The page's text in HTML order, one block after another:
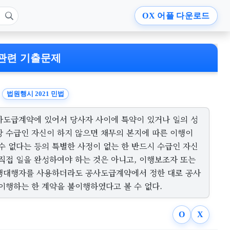
OX 어플 다운로드
련 기출문제
법원행시 2021 민법
도급계약에 있어서 당사자 사이에 특약이 있거나 일의 성
수급인 자신이 하지 않으면 채무의 본지에 따른 이행이
없다는 등의 특별한 사정이 없는 한 반드시 수급인 자신
접 일을 완성하여야 하는 것은 아니고, 이행보조자 또는
대행자를 사용하더라도 공사도급계약에서 정한 대로 공사
행하는 한 계약을 불이행하였다고 볼 수 없다.
O X